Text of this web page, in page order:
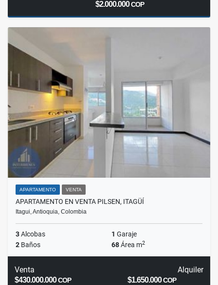
$2.000.000COP
APARTAMENTO VENTA
APARTAMENTO EN VENTA PILSEN, ITAGÜÍ
Itagui, Antioquia, Colombia
3Alcobas 1 Garaje
2 Baños 68Área m2
Venta
$430.000.000COP
Alquiler
$1.650.000COP